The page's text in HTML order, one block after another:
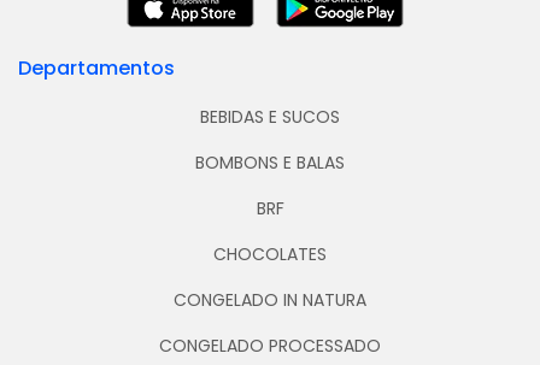
Departamentos
BEBIDAS E SUCOS
BOMBONS E BALAS
BRF
CHOCOLATES
CONGELADO IN NATURA
CONGELADO PROCESSADO